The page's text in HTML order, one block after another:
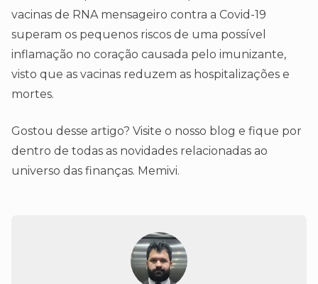
vacinas de RNA mensageiro contra a Covid-19
superam os pequenos riscos de uma possível
inflamação no coração causada pelo imunizante,
visto que as vacinas reduzem as hospitalizações e
mortes.
Gostou desse artigo? Visite o nosso blog e fique por
dentro de todas as novidades relacionadas ao
universo das finanças. Memivi.